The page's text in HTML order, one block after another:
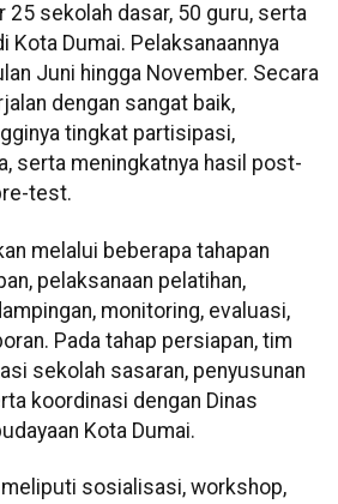
25 sekolah dasar, 50 guru, serta
Kota Dumai. Pelaksanaannya
Juni hingga November. Secara
dengan sangat baik,
tingkat partisipasi,
serta meningkatnya hasil post-
test.
melalui beberapa tahapan
pelaksanaan pelatihan,
monitoring, evaluasi,
Pada tahap persiapan, tim
sekolah sasaran, penyusunan
koordinasi dengan Dinas
Kota Dumai.
meliputi sosialisasi, workshop,